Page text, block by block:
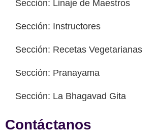
Sección: Linaje de Maestros
Sección: Instructores
Sección: Recetas Vegetarianas
Sección: Pranayama
Sección: La Bhagavad Gita
Contáctanos